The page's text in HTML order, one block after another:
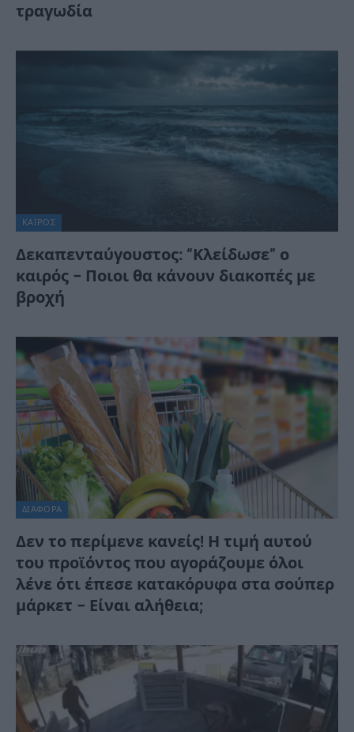
τραγωδία
ΚΑΙΡΌΣ
Δεκαπενταύγουστος: “Κλείδωσε” ο
καιρός – Ποιοι θα κάνουν διακοπές με
βροχή
ΔΙΆΦΟΡΑ
Δεν το περίμενε κανείς! Η τιμή αυτού
του προϊόντος που αγοράζουμε όλοι
λένε ότι έπεσε κατακόρυφα στα σούπερ
μάρκετ – Είναι αλήθεια;